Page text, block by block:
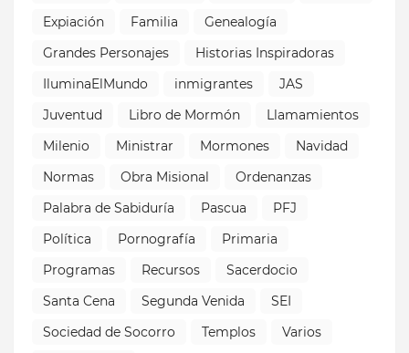
Expiación
Familia
Genealogía
Grandes Personajes
Historias Inspiradoras
IluminaElMundo
inmigrantes
JAS
Juventud
Libro de Mormón
Llamamientos
Milenio
Ministrar Mormones
Navidad
Normas
Obra Misional
Ordenanzas
Palabra de Sabiduría
Pascua
PFJ
Política
Pornografía
Primaria
Programas
Recursos
Sacerdocio
Santa Cena
Segunda Venida
SEI
Sociedad de Socorro
Templos
Varios